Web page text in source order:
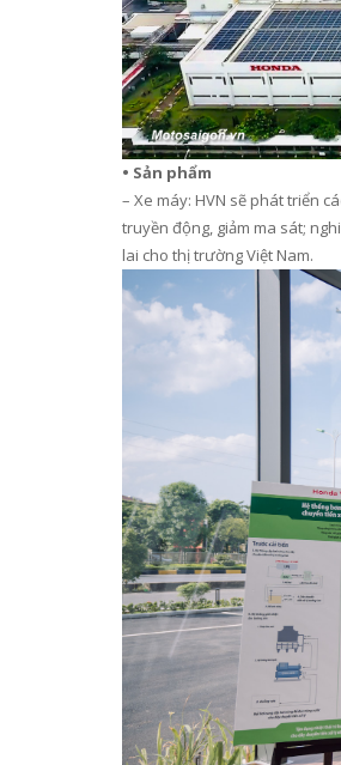
• Sản phẩm
– Xe máy: HVN sẽ phát triển
truyền động, giảm ma sát;
lai cho thị trường Việt Nam.